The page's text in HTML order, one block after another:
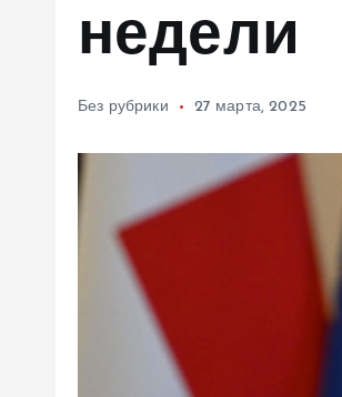
недели
Без рубрики 27 марта, 2025